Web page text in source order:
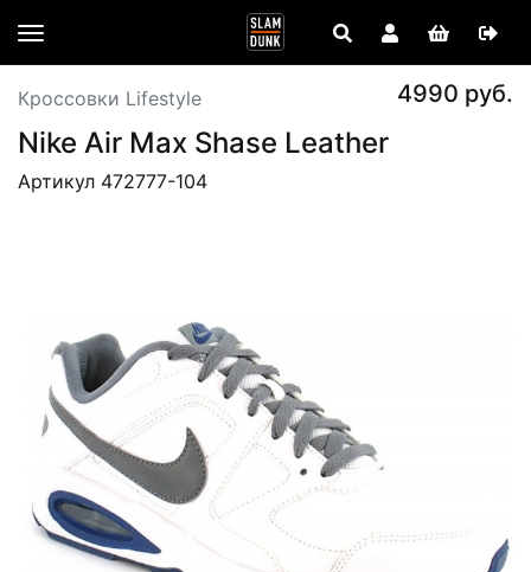
Кроссовки Lifestyle 4990 руб.
Nike Air Max Shase Leather
Артикул 472777-104